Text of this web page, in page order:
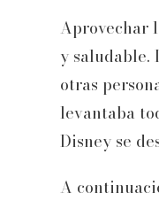
Aprovechar
y saludable.
otras
levantaba
Disney se
A